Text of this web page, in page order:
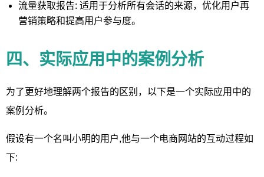
流量获取报告: 适用于分析所有会话的来源，优化用户再
营销策略和提高用户参与度。
四、实际应用中的案例分析
为了更好地理解两个报告的区别，以下是一个实际应用中的
案例分析。
假设有一个名叫小明的用户,他与一个电商网站的互动过程如
下: